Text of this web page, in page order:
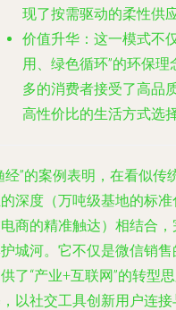
现了按需驱动的柔性供应
价值升华 ：这一模式不
用、绿色循环”的环保
多的消费者接受了高品
高性价比的生活方式选择
经”的案例表明，在看似
深度（万吨级基地的标
商的精准触达）相结合
城河。它不仅是微信销
了“产业+互联网”的转型
以社交工具创新用户连